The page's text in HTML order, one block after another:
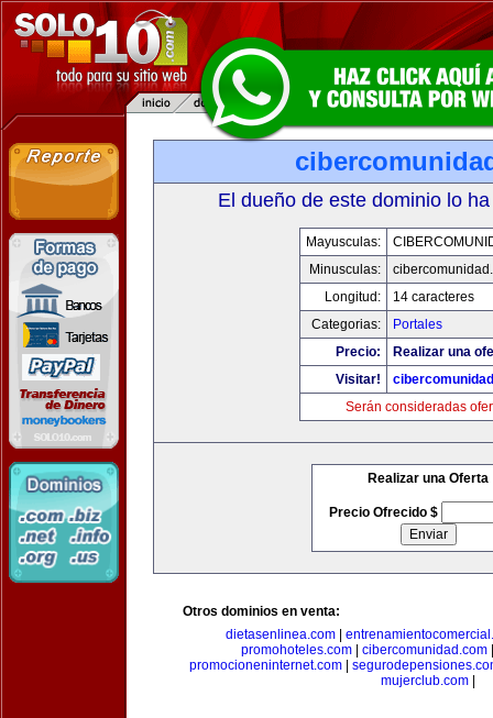
El dueño de este dominio lo
Mayusculas:
Minusculas:
Longitud:
14 caracteres
Categorias:
Portales
Precio:
Realizar una
Visitar!
Serán consideradas
Realizar una Oferta
Precio Ofrecido $
Otros dominios en venta:
dietasenlinea.com|
promohoteles.com
cibercomunidad.com
promocioneninternet.com|
mujerclub.com